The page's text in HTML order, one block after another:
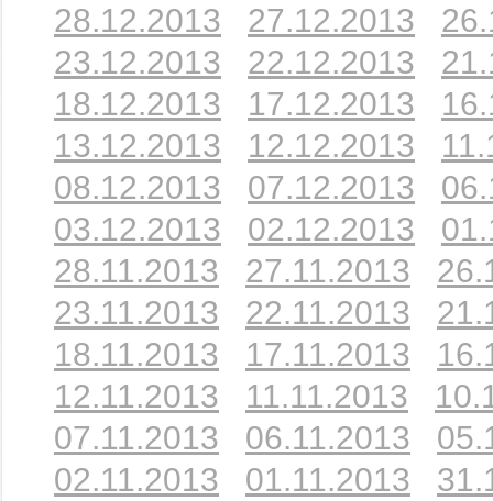
28.12.2013
27.12.2013
23.12.2013
22.12.2013
18.12.2013
17.12.2013
13.12.2013
12.12.2013
08.12.2013
07.12.2013
03.12.2013
02.12.2013
28.11.2013
27.11.2013
23.11.2013
22.11.2013
18.11.2013
17.11.2013
12.11.2013
11.11.2013
07.11.2013
06.11.2013
02.11.2013
01.11.2013